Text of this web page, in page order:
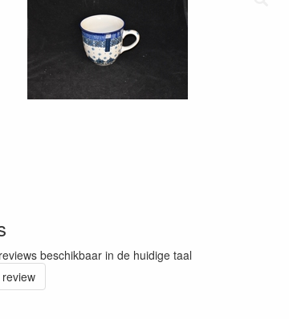
beschikbaar in de huidige taal